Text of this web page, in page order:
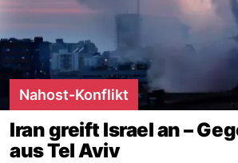
Nahost-Konflikt
Iran greift Israel an –
aus Tel Aviv